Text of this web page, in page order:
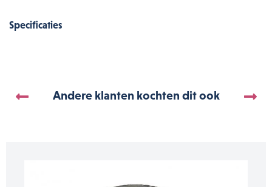
Specificaties
Andere klanten kochten dit ook